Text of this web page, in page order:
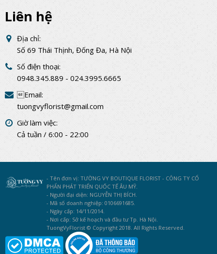
Liên hệ
Địa chỉ:
Số 69 Thái Thịnh, Đống Đa, Hà Nội
Số điện thoại:
0948.345.889 - 024.3995.6665
Email:
tuongvyflorist@gmail.com
Giờ làm việc:
Cả tuần / 6:00 - 22:00
- Tên đơn vị: TƯỜNG VY BOUTIQUE FLORIST - CÔNG TY CỔ
PHẨN PHÁT TRIỂN QUỐC TẾ ÂU MỸ.
- Người đại diện: NGUYỄN THỊ BÍCH.
- Mã số doanh nghiệp: 0106691685.
- Ngày cấp: 14/11/2014.
- Nơi cấp: Sở kế hoạch và đầu tư Tp. Hà Nội.
TuongVyFlorist © Copyright 2018. All Rights Reserved.